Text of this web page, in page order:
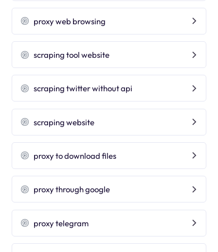
proxy web browsing
scraping tool website
scraping twitter without api
scraping website
proxy to download files
proxy through google
proxy telegram